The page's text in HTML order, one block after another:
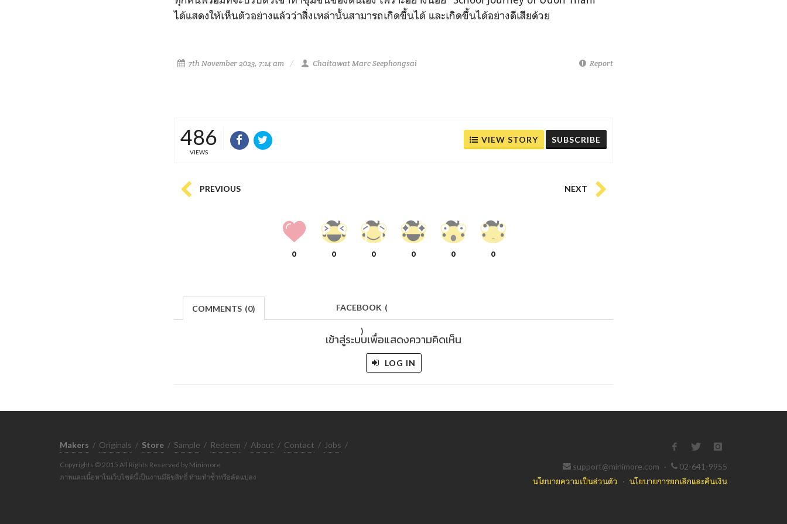
ได้แสดงให้เห็นตัวอย่างแล้วว่าสิ่งเหล่านั้นสามารถเกิดขึ้นได้ และเกิดขึ้นได้อย่างดีเสียด้วย
7th November 2023, 7:14 am Chaitawat Marc Seephongsai Report
486
VIEWS
VIEW STORY SUBSCRIBE
PREVIOUS NEXT
0 0 0 0 0 0
COMMENTS (0) FACEBOOK (
)
เข้าสู่ระบบเพื่อแสดงความคิดเห็น
LOG IN
Makers / Originals / Store / Sample / Redeem / About / Contact / Jobs /
Copyrights © 2015 All Rights Reserved by Minimore
ภาพและเนื้อหาในเว็บไซต์นี้เป็นงานมีลิขสิทธิ์ ห้ามทำซ้ำหรือดัดแปลง
support@minimore.com ·
02-641-9955
นโยบายความเป็นส่วนตัว · นโยบายการยกเลิกและคืนเงิน